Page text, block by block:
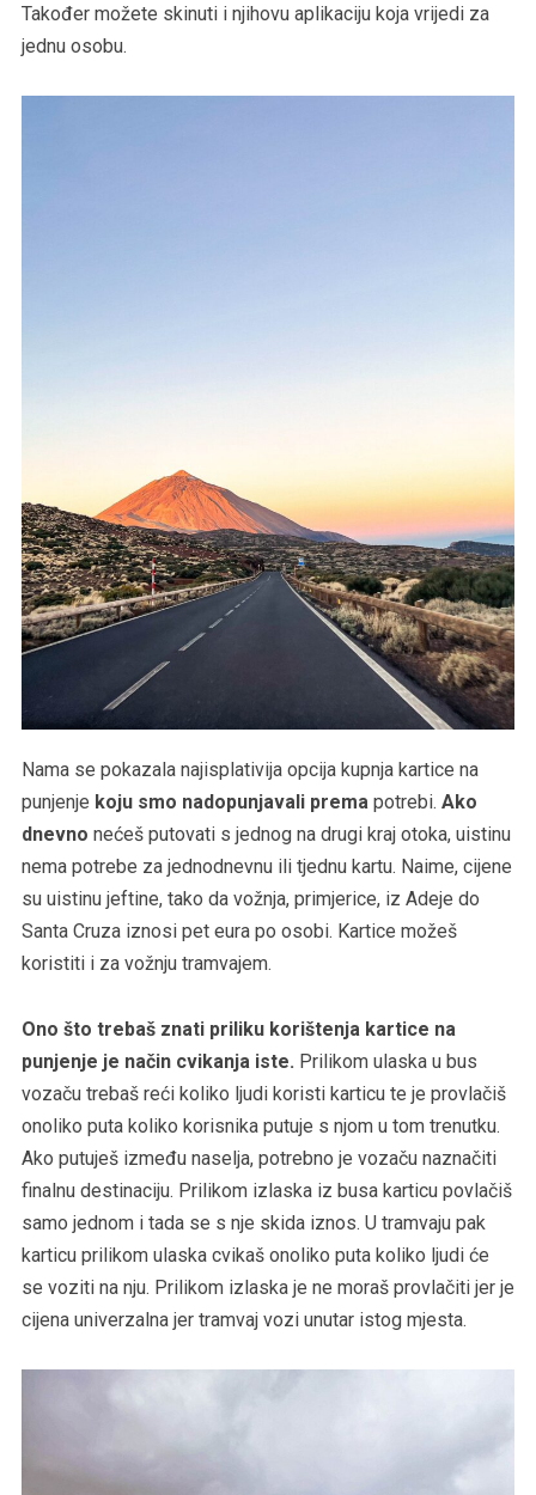
Također možete skinuti i njihovu aplikaciju koja vrijedi za
jednu osobu.
Nama se pokazala najisplativija opcija kupnja kartice na
punjenje koju smo nadopunjavali prema potrebi. Ako
dnevno nećeš putovati s jednog na drugi kraj otoka, uistinu
nema potrebe za jednodnevnu ili tjednu kartu. Naime, cijene
su uistinu jeftine, tako da vožnja, primjerice, iz Adeje do
Santa Cruza iznosi pet eura po osobi. Kartice možeš
koristiti i za vožnju tramvajem.
Ono što trebaš znati priliku korištenja kartice na
punjenje je način cvikanja iste. Prilikom ulaska u bus
vozaču trebaš reći koliko ljudi koristi karticu te je provlačiš
onoliko puta koliko korisnika putuje s njom u tom trenutku.
Ako putuješ između naselja, potrebno je vozaču naznačiti
finalnu destinaciju. Prilikom izlaska iz busa karticu povlačiš
samo jednom i tada se s nje skida iznos. U tramvaju pak
karticu prilikom ulaska cvikaš onoliko puta koliko ljudi će
se voziti na nju. Prilikom izlaska je ne moraš provlačiti jer je
cijena univerzalna jer tramvaj vozi unutar istog mjesta.